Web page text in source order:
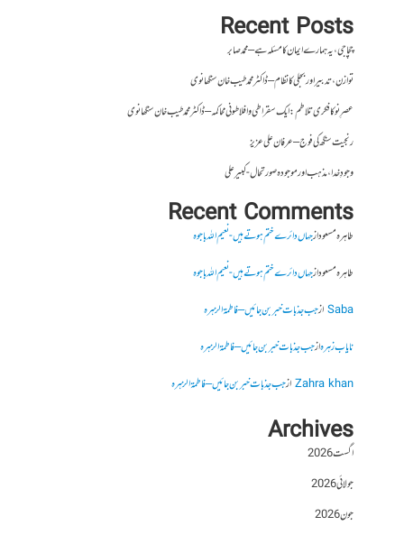
Recent Posts
چچا جی، یہ ہمارے ایمان کا مسئلہ ہے – محمد صابر
توازن، تدبیر اور بجلی کا نظام – ڈاکٹر محمد طیب خان سنگھانوی
عصرِ نو کا فکری تلاطم: ایک سقراطی و افلاطونی محاکمہ – ڈاکٹر محمد طیب خان سنگھانوی
رنجیت سنگھ کی فوج – عرفان علی عزیز
وجودِ خدا، مذہب اور موجودہ صورتحال- کبیر علی
Recent Comments
طاہرہ مسعودازجہاں دائرے ختم ہوتے ہیں- نعیم اللہ باجوہ
طاہرہ مسعودازجہاں دائرے ختم ہوتے ہیں- نعیم اللہ باجوہ
Sabaازجب جذبات خبر بن جائیں – فاطمۃالزہرہ
نایاب زہرہازجب جذبات خبر بن جائیں – فاطمۃالزہرہ
Zahra khanازجب جذبات خبر بن جائیں – فاطمۃالزہرہ
Archives
اگست 2026
جولائی 2026
جون 2026